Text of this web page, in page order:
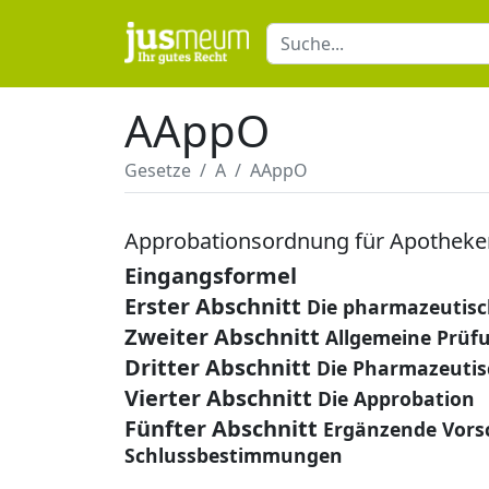
AAppO
Gesetze A AAppO
Approbationsordnung für
Eingangsformel
Erster Abschnitt Die
Zweiter Abschnitt Allgemeine
Dritter Abschnitt Die
Vierter Abschnitt Die Approbation
Fünfter Abschnitt Ergänzende
Schlussbestimmungen